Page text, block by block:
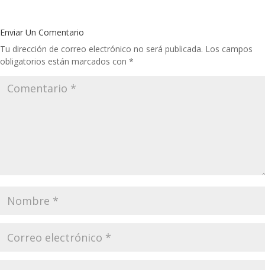
Enviar Un Comentario
Tu dirección de correo electrónico no será publicada. Los campos
obligatorios están marcados con *